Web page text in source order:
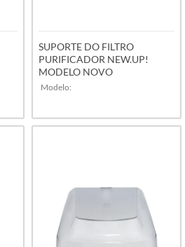
SUPORTE DO FILTRO
PURIFICADOR NEW.UP!
MODELO NOVO
Modelo: